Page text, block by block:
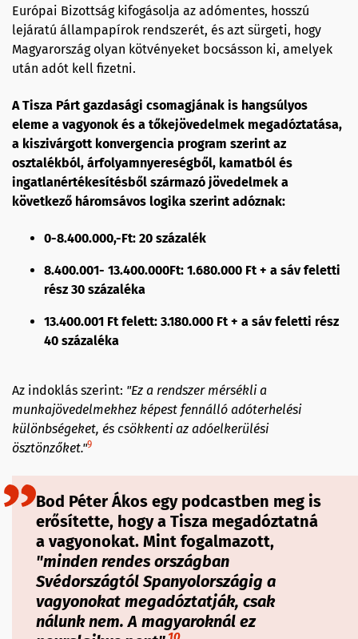
Európai Bizottság kifogásolja az adómentes, hosszú
lejáratú állampapírok rendszerét, és azt sürgeti, hogy
Magyarország olyan kötvényeket bocsásson ki, amelyek
után adót kell fizetni.
A Tisza Párt gazdasági csomagjának is hangsúlyos
eleme a vagyonok és a tőkejövedelmek megadóztatása,
a kiszivárgott konvergencia program szerint az
osztalékból, árfolyamnyereségből, kamatból és
ingatlanértékesítésből származó jövedelmek a
következő háromsávos logika szerint adóznak:
0-8.400.000,-Ft: 20 százalék
8.400.001- 13.400.000Ft: 1.680.000 Ft + a sáv feletti
rész 30 százaléka
13.400.001 Ft felett: 3.180.000 Ft + a sáv feletti rész
40 százaléka
Az indoklás szerint: "Ez a rendszer mérsékli a
munkajövedelmekhez képest fennálló adóterhelési
különbségeket, és csökkenti az adóelkerülési
ösztönzőket."9
Bod Péter Ákos egy podcastben meg is
erősítette, hogy a Tisza megadóztatná
a vagyonokat. Mint fogalmazott,
"minden rendes országban
Svédországtól Spanyolországig a
vagyonokat megadóztatják, csak
nálunk nem. A magyaroknál ez